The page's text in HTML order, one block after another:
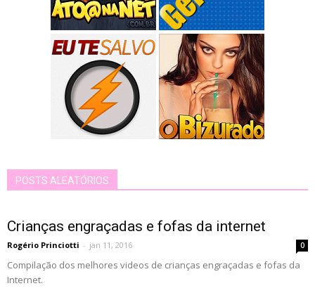
POSTS ALEATÓRIOS
Crianças engraçadas e fofas da internet
Rogério Princiotti - jan 11, 2016 0
Compilação dos melhores videos de crianças engraçadas e fofas da
Internet.